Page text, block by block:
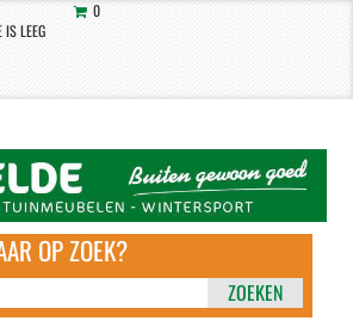
0
IS LEEG
ZOEKEN